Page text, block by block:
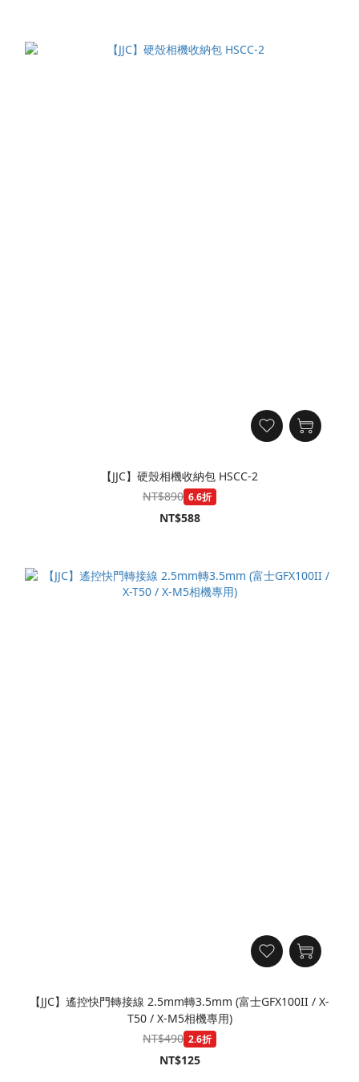
【JJC】硬殼相機收納包 HSCC-2
NT$890 6.6折
NT$588
【JJC】遙控快門轉接線 2.5mm轉3.5mm (富士GFX100II / X-
T50 / X-M5相機專用)
NT$490 2.6折
NT$125